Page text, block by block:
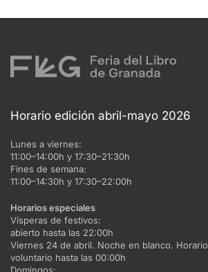
Horario edición abril-mayo 2026
Lunes a viernes:
11:00–14:00h y 17:30–21:30h
Fines de semana:
11:00–14:30h y 17:30–22:00h
Horarios especiales
Vísperas de festivos:
abierto hasta las 22:00h
Viernes 24 de abril. Noche en blanco. Horario
voluntario hasta las 00:00h